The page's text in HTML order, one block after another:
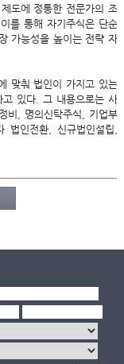
도에 정통한 전문가의 조
를 통해 자기주식은 단순
가능성을 높이는 전략 자
맞춰 법인이 가지고 있는
있다. 그 내용으로는 사
비, 명의신탁주식, 기업부
법인전환, 신규법인설립,